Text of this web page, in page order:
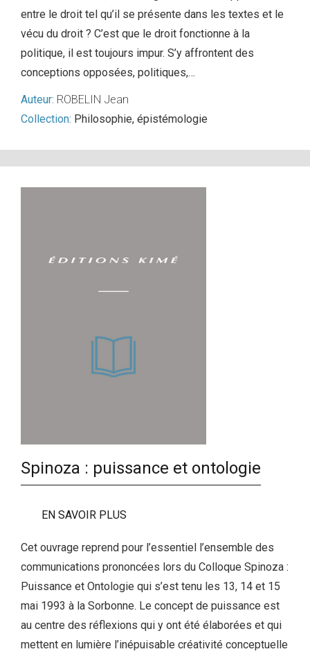
entre le droit tel qu’il se présente dans les textes et le
vécu du droit ? C’est que le droit fonctionne à la
politique, il est toujours impur. S’y affrontent des
conceptions opposées, politiques,…
Auteur: ROBELIN Jean
Collection: Philosophie, épistémologie
Spinoza : puissance et ontologie
EN SAVOIR PLUS
Cet ouvrage reprend pour l’essentiel l’ensemble des
communications prononcées lors du Colloque Spinoza :
Puissance et Ontologie qui s’est tenu les 13, 14 et 15
mai 1993 à la Sorbonne. Le concept de puissance est
au centre des réflexions qui y ont été élaborées et qui
mettent en lumière l’inépuisable créativité conceptuelle